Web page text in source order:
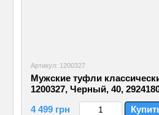
Артикул: 1200327
Мужские туфли
1200327, Черный, 40,
4 499 грн